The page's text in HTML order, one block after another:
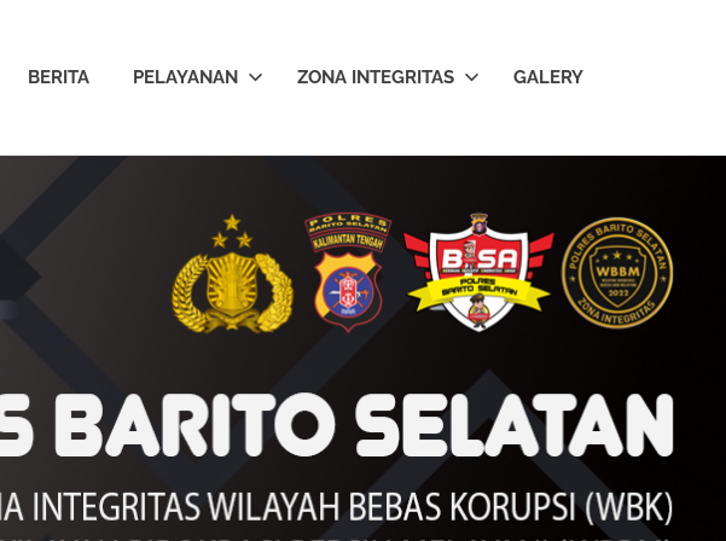
BERITA PELAYANAN ZONA INTEGRITAS GALERY